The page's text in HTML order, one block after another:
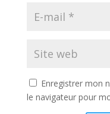
Enregistrer mon
le navigateur pour